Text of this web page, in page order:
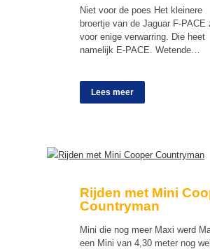
Niet voor de poes Het kleinere
broertje van de Jaguar F-PACE
voor enige verwarring. Die heet
namelijk E-PACE. Wetende…
Lees meer
Rijden met Mini
Countryman
Mini die nog meer Maxi werd
een Mini van 4,30 meter nog